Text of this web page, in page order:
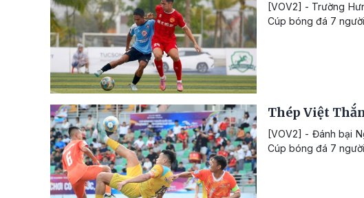
[VOV2] - Trường
Cúp bóng đá 7
Thép Việt
[VOV2] - Đánh bại
Cúp bóng đá 7